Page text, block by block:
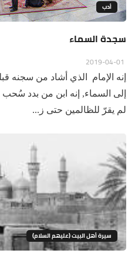
أدب
سجدة السماء
إنه الإمام الذي أشاد من سجنه
إلى السماء, إنه ابن من بدد سُحب
لم يقرّ للظالمين حتى ز...
سيرة أهل البيت (عليهم السلام)